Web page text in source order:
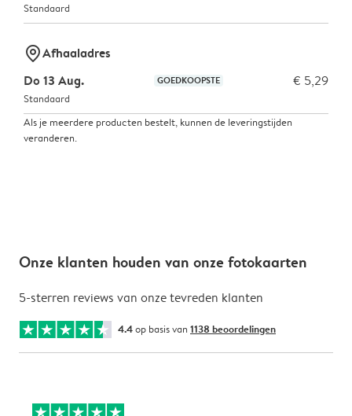
Standaard
marker-pinAfhaaladres
Do 13 Aug.
GOEDKOOPSTE € 5,29
Standaard
Als je meerdere producten bestelt, kunnen de leveringstijden
veranderen.
Onze klanten houden van onze fotokaarten
5-sterren reviews van onze tevreden klanten
4.4op basis van 1138 beoordelingen